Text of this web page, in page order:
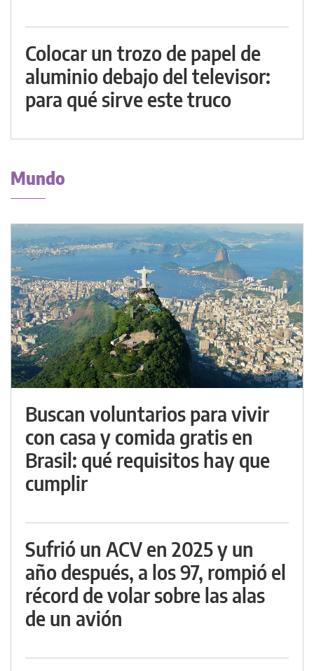
Colocar un trozo de papel de
aluminio debajo del televisor:
para qué sirve este truco
Mundo
Buscan voluntarios para vivir
con casa y comida gratis en
Brasil: qué requisitos hay que
cumplir
Sufrió un ACV en 2025 y un
año después, a los 97, rompió el
récord de volar sobre las alas
de un avión